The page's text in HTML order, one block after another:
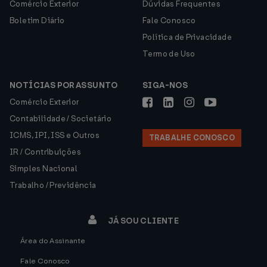
Comércio Exterior
Boletim Diário
Dúvidas Frequentes
Fale Conosco
Política de Privacidade
Termo de Uso
NOTÍCIAS POR ASSUNTO
Comércio Exterior
Contabilidade / Societário
ICMS, IPI, ISS e Outros
IR / Contribuições
Simples Nacional
Trabalho / Previdência
SIGA-NOS
TRABALHE CONOSCO
JÁ SOU CLIENTE
Área do Assinante
Fale Conosco